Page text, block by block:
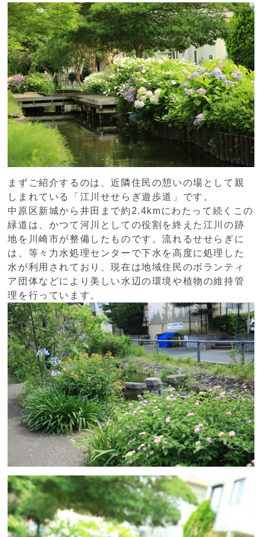
まずご紹介するのは、近隣住民の憩いの場として親
しまれている「江川せせらぎ遊歩道」です。
中原区新城から井田まで約2.4kmにわたって続くこの
緑道は、かつて河川としての役割を終えた江川の跡
地を川崎市が整備したものです。流れるせせらぎに
は、等々力水処理センターで下水を高度に処理した
水が利用されており、現在は地域住民のボランティ
ア団体などにより美しい水辺の環境や植物の維持管
理を行っています。